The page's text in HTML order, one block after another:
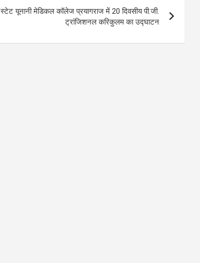
स्टेट यूनानी मेडिकल कॉलेज प्रयागराज में 20 दिवसीय पी.जी.
ट्रांजिशनल करिकुलम का उद्घाटन